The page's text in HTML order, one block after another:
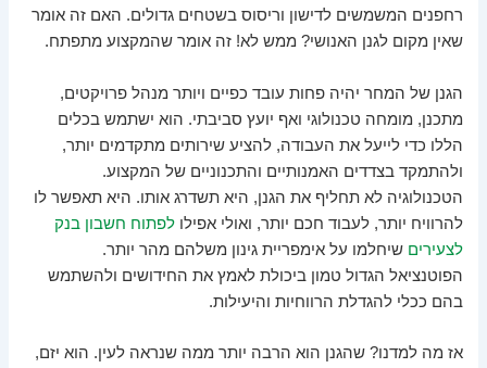
רחפנים המשמשים לדישון וריסוס בשטחים גדולים. האם זה אומר
שאין מקום לגנן האנושי? ממש לא! זה אומר שהמקצוע מתפתח.
הגנן של המחר יהיה פחות עובד כפיים ויותר מנהל פרויקטים,
מתכנן, מומחה טכנולוגי ואף יועץ סביבתי. הוא ישתמש בכלים
הללו כדי לייעל את העבודה, להציע שירותים מתקדמים יותר,
ולהתמקד בצדדים האמנותיים והתכנוניים של המקצוע.
הטכנולוגיה לא תחליף את הגנן, היא תשדרג אותו. היא תאפשר לו
להרוויח יותר, לעבוד חכם יותר, ואולי אפילולפתוח חשבון בנק
לצעירים שיחלמו על אימפריית גינון משלהם מהר יותר.
הפוטנציאל הגדול טמון ביכולת לאמץ את החידושים ולהשתמש
בהם ככלי להגדלת הרווחיות והיעילות.
אז מה למדנו? שהגנן הוא הרבה יותר ממה שנראה לעין. הוא יזם,